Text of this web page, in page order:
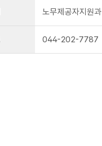
노무제공자지원과
044-202-7787